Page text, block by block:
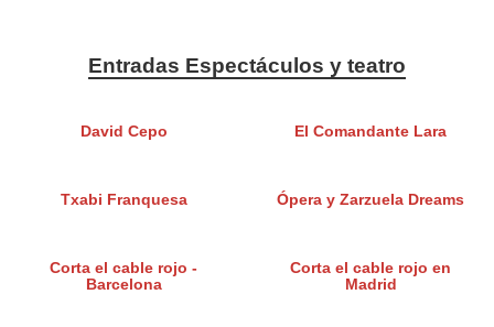
Entradas Espectáculos y teatro
David Cepo El Comandante Lara
Txabi Franquesa Ópera y Zarzuela Dreams
Corta el cable rojo -
Barcelona
Corta el cable rojo en
Madrid